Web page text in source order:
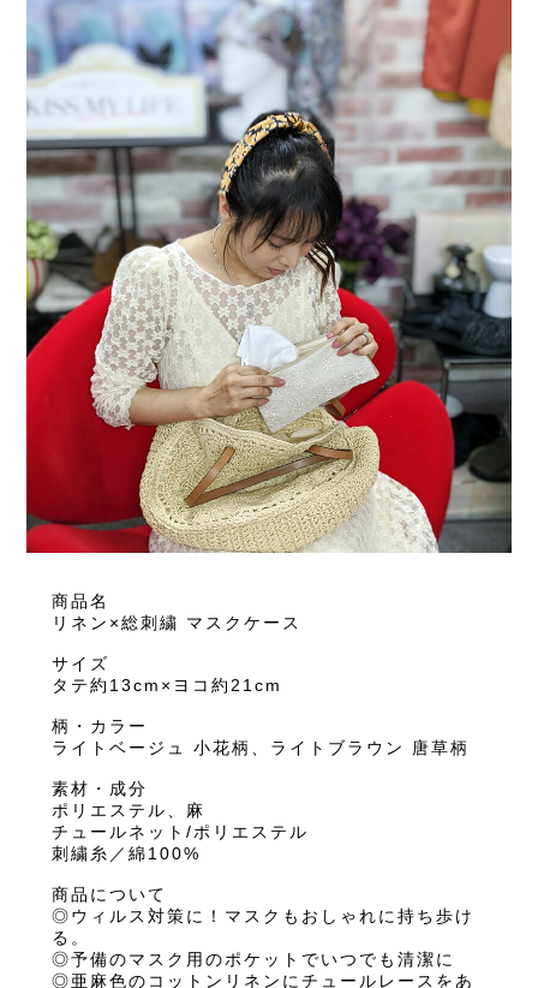
商品名
リネン×総刺繍 マスクケース
サイズ
タテ約13cm×ヨコ約21cm
柄・カラー
ライトベージュ 小花柄、ライトブラウン 唐草柄
素材・成分
ポリエステル、麻
チュールネット/ポリエステル
刺繍糸／綿100%
商品について
◎ウィルス対策に！マスクもおしゃれに持ち歩け
る。
◎予備のマスク用のポケットでいつでも清潔に
◎亜麻色のコットンリネンにチュールレースをあ